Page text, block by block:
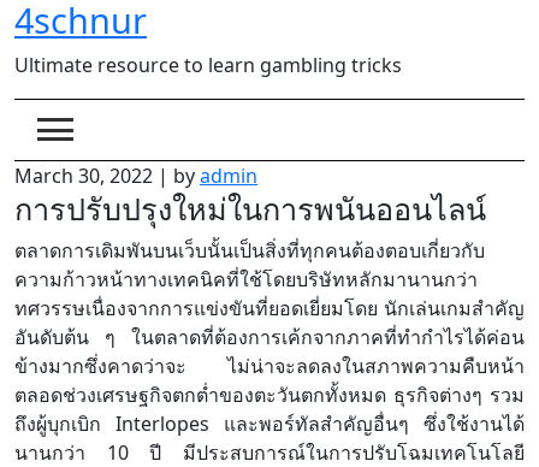
Skip
to
content
4schnur
Ultimate resource to learn gambling tricks
March 30, 2022 | byadmin
การปรับปรุงใหม่ในการพนันออนไลน์
ตลาดการเดิมพันบนเว็บนั้นเป็นสิ่งที่ทุกคนต้องตอบเกี่ยวกับ
ความก้าวหน้าทางเทคนิคที่ใช้โดยบริษัทหลักมานานกว่า
ทศวรรษเนื่องจากการแข่งขันที่ยอดเยี่ยมโดย นักเล่นเกมสำคัญ
อันดับต้น ๆ ในตลาดที่ต้องการเค้กจากภาคที่ทำกำไรได้ค่อน
ข้างมากซึ่งคาดว่าจะ ไม่น่าจะลดลงในสภาพความคืบหน้า
ตลอดช่วงเศรษฐกิจตกต่ำของตะวันตกทั้งหมด ธุรกิจต่างๆ รวม
ถึงผู้บุกเบิก Interlopes และพอร์ทัลสำคัญอื่นๆ ซึ่งใช้งานได้
นานกว่า 10 ปี มีประสบการณ์ในการปรับโฉมเทคโนโลยี